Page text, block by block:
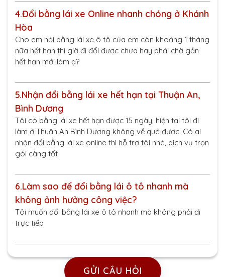
4.Đổi bằng lái xe Online nhanh chóng ở Khánh
Hòa
Cho em hỏi bằng lái xe ô tô của em còn khoảng 1 tháng
nữa hết hạn thì giờ đi đổi được chưa hay phải chờ gần
hết hạn mới làm ạ?
5.Nhận đổi bằng lái xe hết hạn tại Thuận An,
Bình Dương
Tôi có bằng lái xe hết hạn được 15 ngày, hiện tại tôi đi
làm ở Thuận An Bình Dương không về quê được. Có ai
nhận đổi bằng lái xe online thì hỗ trợ tôi nhé, dịch vụ trọn
gói càng tốt
6.Làm sao để đổi bằng lái ô tô nhanh mà
không ảnh hưởng công việc?
Tôi muốn đổi bằng lái xe ô tô nhanh mà không phải đi
trực tiếp
GỬI CÂU HỎI